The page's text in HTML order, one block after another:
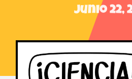
Junio 22,